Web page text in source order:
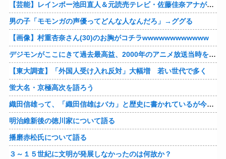
【芸能】レインボー池田直人＆元読売テレビ・佐藤佳奈アナが結婚
男の子「モモンガの声優ってどんな人なんだろ」→ググる
【画像】村重杏奈さん(30)のお胸がコチラwwwwwwwwwwww
デジモンがここにきて過去最高益、2000年のアニメ放送当時を上回る
【東大調査】「外国人受け入れ反対」大幅増 若い世代で多く
蛍大名・京極高次を語ろう
織田信雄って、「織田信雄はバカ」と歴史に書かれているが今まで家が残っているんでバカではないよな？
明治維新後の徳川家について語る
播磨赤松氏について語る
３～１５世紀に文明が発展しなかったのは何故か？